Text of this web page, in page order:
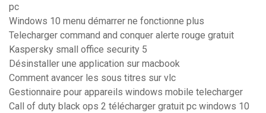
pc
Windows 10 menu démarrer ne fonctionne plus
Telecharger command and conquer alerte rouge gratuit
Kaspersky small office security 5
Désinstaller une application sur macbook
Comment avancer les sous titres sur vlc
Gestionnaire pour appareils windows mobile telecharger
Call of duty black ops 2 télécharger gratuit pc windows 10